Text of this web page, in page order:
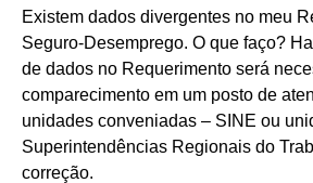
Existem dados divergentes no meu
Seguro-Desemprego. O que faço?
de dados no Requerimento será
comparecimento em um posto de
unidades conveniadas – SINE ou
Superintendências Regionais do
correção.